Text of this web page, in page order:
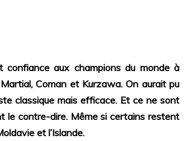
aux champions du monde à
Coman et Kurzawa. On aurait pu
classique mais efficace. Et ce ne sont
le contre-dire. Même si certains restent
et l’Islande.